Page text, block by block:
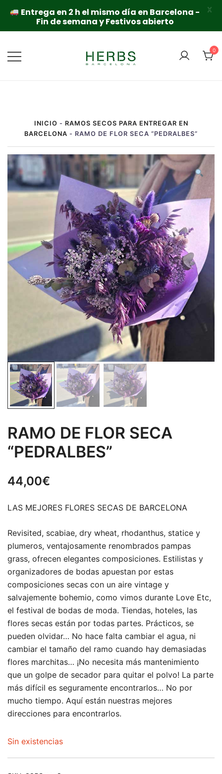
contenido
0
INICIO - RAMOS SECOS PARA ENTREGAR EN
BARCELONA - RAMO DE FLOR SECA “PEDRALBES”
RAMO DE FLOR SECA
“PEDRALBES”
44,00€
LAS MEJORES FLORES SECAS DE BARCELONA
Revisited, scabiae, dry wheat, rhodanthus, statice y
plumeros, ventajosamente renombrados pampas
grass, ofrecen elegantes composiciones. Estilistas y
organizadores de bodas apuestan por estas
composiciones secas con un aire vintage y
salvajemente bohemio, como vimos durante Love Etc,
el festival de bodas de moda. Tiendas, hoteles, las
flores secas están por todas partes. Prácticos, se
pueden olvidar… No hace falta cambiar el agua, ni
cambiar el tamaño del ramo cuando hay demasiadas
flores marchitas… ¡No necesita más mantenimiento
que un golpe de secador para quitar el polvo! La parte
más difícil es seguramente encontrarlos… No por
mucho tiempo. Aquí están nuestras mejores
direcciones para encontrarlos.
Sin existencias
Entrega en 2 h el mismo día en Barcelona -
Fin de semana y Festivos abierto
X